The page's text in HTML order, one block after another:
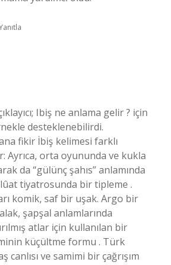
Ibiş ne anlama gelir ? için
desteklenebilirdi.
fikir İbiş kelimesi farklı
Ayrıca, orta oyununda ve kukla
da “gülünç şahıs” anlamında
tiyatrosunda bir tipleme .
komik, saf bir uşak. Argo bir
şapşal anlamlarında
atlar için kullanılan bir
küçültme formu . Türk
ve samimi bir çağrışım